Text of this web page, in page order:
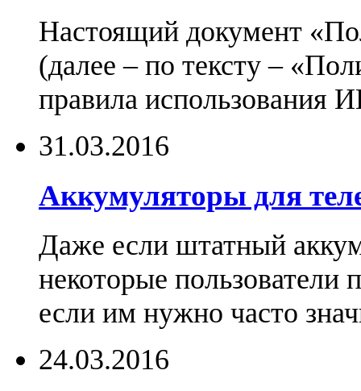
Настоящий документ
(далее – по тексту –
правила использования
31.03.2016
Аккумуляторы для
Даже если штатный
некоторые пользователи
если им нужно часто
24.03.2016